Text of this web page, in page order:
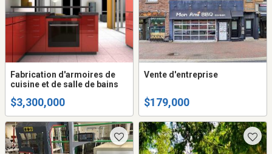
Fabrication d'armoires de
cuisine et de salle de bains
$3,300,000
Vente d'entreprise
$179,000